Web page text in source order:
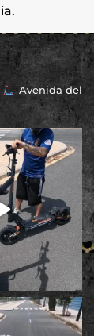
Avenida del